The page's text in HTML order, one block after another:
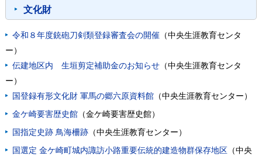
文化財
令和８年度銃砲刀剣類登録審査会の開催（中央生涯教育センタ
ー）
伝建地区内 生垣剪定補助金のお知らせ（中央生涯教育センタ
ー）
国登録有形文化財 軍馬の郷六原資料館（中央生涯教育センター）
金ケ崎要害歴史館（金ケ崎要害歴史館）
国指定史跡 鳥海柵跡（中央生涯教育センター）
国選定 金ケ崎町城内諏訪小路重要伝統的建造物群保存地区（中央